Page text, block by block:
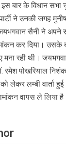
बार के विधान सभा
ने उनकी जगह
सैनी ने
कर दिया। उसके
रही थी।
रमेश पोखरियाल
लेकर लम्बी वार्ता
वापस ले लिया